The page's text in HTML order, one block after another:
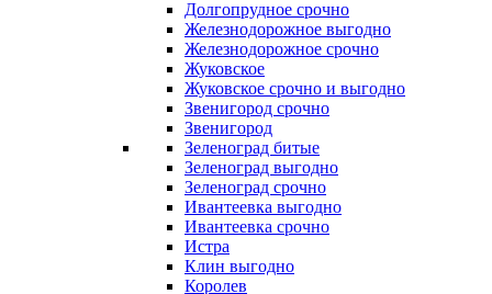
Долгопрудное срочно
Железнодорожное выгодно
Железнодорожное срочно
Жуковское
Жуковское срочно и выгодно
Звенигород срочно
Звенигород
Зеленоград битые
Зеленоград выгодно
Зеленоград срочно
Ивантеевка выгодно
Ивантеевка срочно
Истра
Клин выгодно
Королев